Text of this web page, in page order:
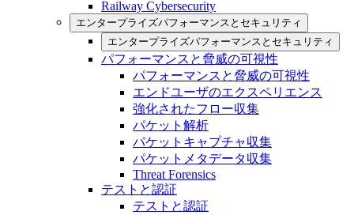
Railway Cybersecurity
エンタープライズパフォーマンスとセキュリティ
エンタープライズパフォーマンスとセキュリティ
パフォーマンスと脅威の可視性
パフォーマンスと脅威の可視性
エンドユーザのエクスペリエンス
強化されたフロー収集
パケット解析
パケットキャプチャ収集
パケットメタデータ収集
Threat Forensics
テストと認証
テストと認証